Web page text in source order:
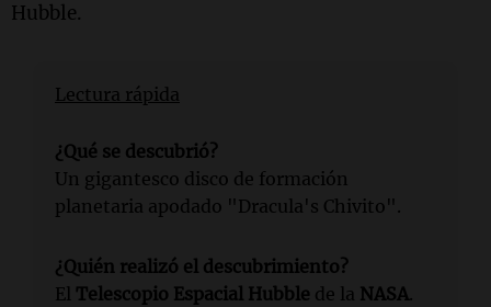
Hubble.
Lectura rápida
¿Qué se descubrió?
Un gigantesco disco de formación
planetaria apodado "Dracula's Chivito".
¿Quién realizó el descubrimiento?
El Telescopio Espacial Hubble de la NASA.